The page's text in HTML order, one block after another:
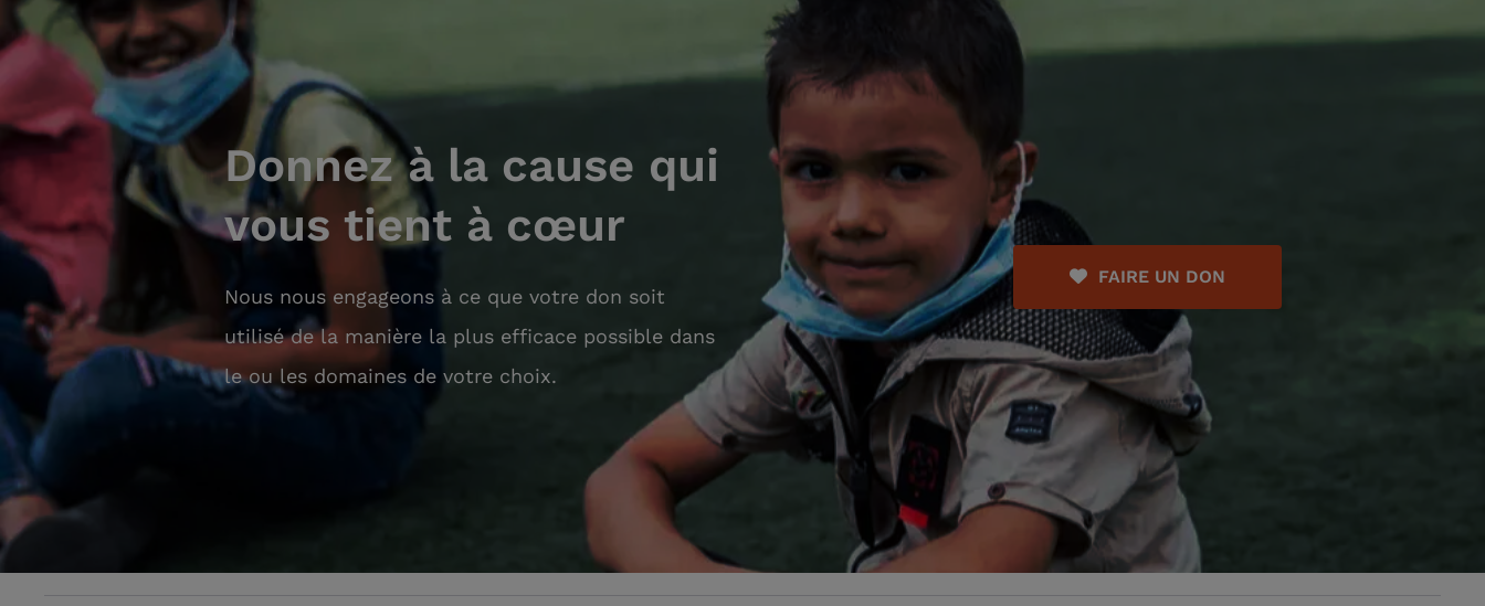
Donnez à la cause qui
vous tient à cœur
Nous nous engageons à ce que votre don soit
utilisé de la manière la plus efficace possible dans
le ou les domaines de votre choix.
FAIRE UN DON